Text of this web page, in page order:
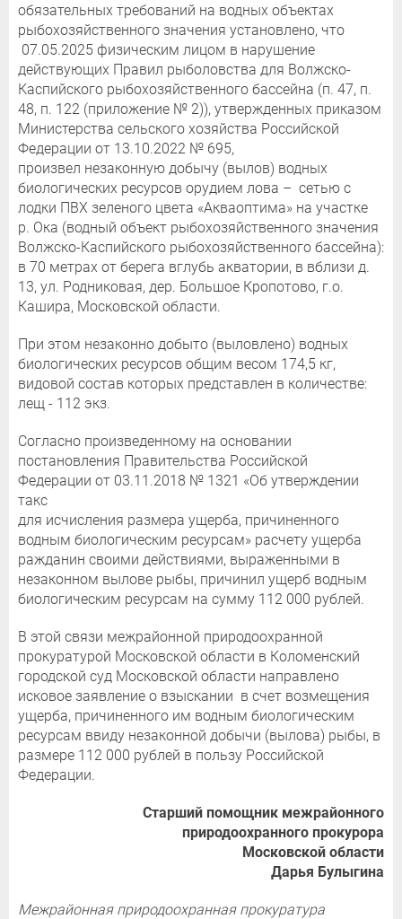
обязательных требований на водных объектах
рыбохозяйственного значения установлено, что
07.05.2025 физическим лицом в нарушение
действующих Правил рыболовства для Волжско-
Каспийского рыбохозяйственного бассейна (п. 47, п.
48, п. 122 (приложение № 2)), утвержденных приказом
Министерства сельского хозяйства Российской
Федерации от 13.10.2022 № 695,
произвел незаконную добычу (вылов) водных
биологических ресурсов орудием лова – сетью с
лодки ПВХ зеленого цвета «Акваоптима» на участке
р. Ока (водный объект рыбохозяйственного значения
Волжско-Каспийского рыбохозяйственного бассейна):
в 70 метрах от берега вглубь акватории, в вблизи д.
13, ул. Родниковая, дер. Большое Кропотово, г.о.
Кашира, Московской области.
При этом незаконно добыто (выловлено) водных
биологических ресурсов общим весом 174,5 кг,
видовой состав которых представлен в количестве:
лещ - 112 экз.
Согласно произведенному на основании
постановления Правительства Российской
Федерации от 03.11.2018 № 1321 «Об утверждении
такс
для исчисления размера ущерба, причиненного
водным биологическим ресурсам» расчету ущерба
ражданин своими действиями, выраженными в
незаконном вылове рыбы, причинил ущерб водным
биологическим ресурсам на сумму 112 000 рублей.
В этой связи межрайонной природоохранной
прокуратурой Московской области в Коломенский
городской суд Московской области направлено
исковое заявление о взыскании в счет возмещения
ущерба, причиненного им водным биологическим
ресурсам ввиду незаконной добычи (вылова) рыбы, в
размере 112 000 рублей в пользу Российской
Федерации.
Старший помощник межрайонного
природоохранного прокурора
Московской области
Дарья Булыгина
Межрайонная природоохранная прокуратура